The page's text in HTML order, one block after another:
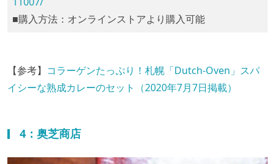
■購入方法：オンラインストアより購入可能
【参考】 コラーゲンたっぷり！札幌「Dutch-Oven」スパ
イシーな熟成カレーのセット（2020年7月7日掲載）
4：奥芝商店